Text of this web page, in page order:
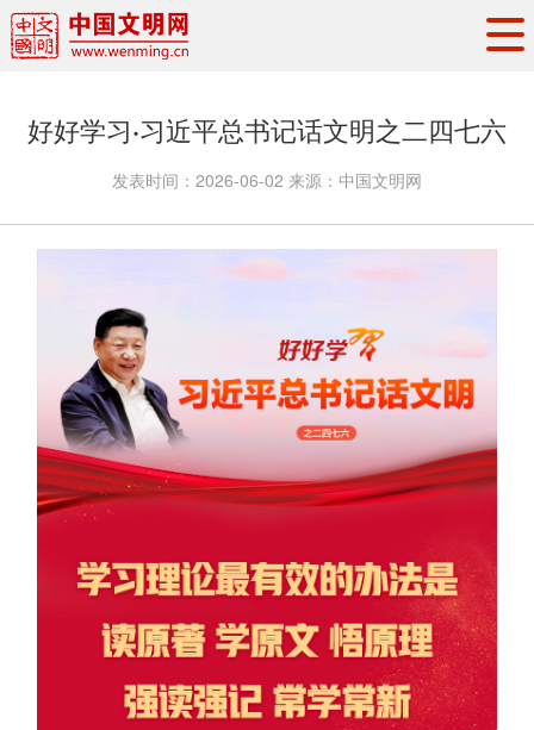
权威发布
资讯联播
地方交流
文明培育
文明实践
文明创建
文明之光
文明影音 文明矩阵
好好学习·习近平总书记话文明之二四七六
发表时间： 2026-06-02 来源： 中国文明网